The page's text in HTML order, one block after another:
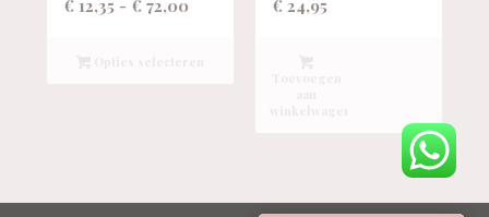
€ 12,35 - € 72,00 € 24,95